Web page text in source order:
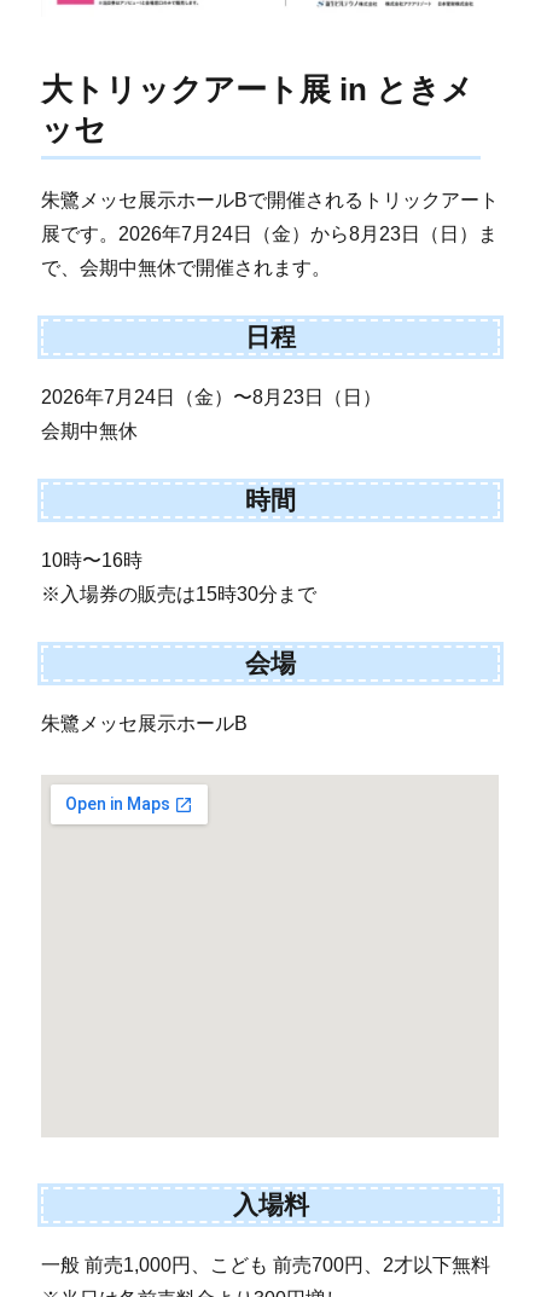
大トリックアート展 in ときメ
ッセ
朱鷺メッセ展示ホールBで開催されるトリックアート
展です。2026年7月24日（金）から8月23日（日）ま
で、会期中無休で開催されます。
日程
2026年7月24日（金）〜8月23日（日）
会期中無休
時間
10時〜16時
※入場券の販売は15時30分まで
会場
朱鷺メッセ展示ホールB
入場料
一般 前売1,000円、こども 前売700円、2才以下無料